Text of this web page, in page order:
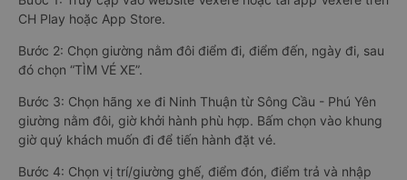
CH Play hoặc App Store.
Bước 2: Chọn giường nằm đôi điểm đi, điểm đến, ngày đi, sau
đó chọn “TÌM VÉ XE”.
Bước 3: Chọn hãng xe đi Ninh Thuận từ Sông Cầu - Phú Yên
giường nằm đôi, giờ khởi hành phù hợp. Bấm chọn vào khung
giờ quý khách muốn đi để tiến hành đặt vé.
Bước 4: Chọn vị trí/giường ghế, điểm đón, điểm trả và nhập